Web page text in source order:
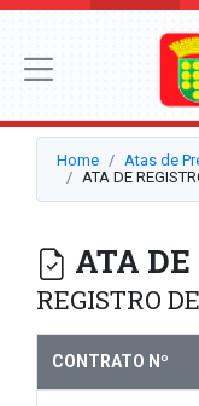
Home
Atas de
ATA DE
ATA DE
REGISTRO
CONTRATO Nº